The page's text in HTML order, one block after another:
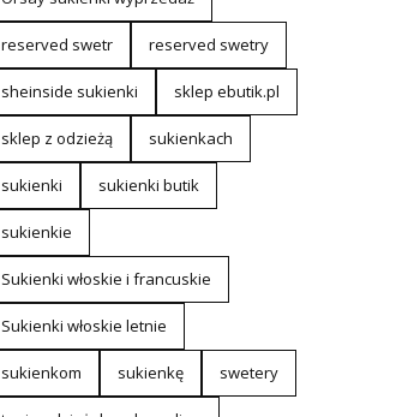
reserved swetr reserved swetry
sheinside sukienki sklep ebutik.pl
sklep z odzieżą sukienkach
sukienki sukienki butik
sukienkie
Sukienki włoskie i francuskie
Sukienki włoskie letnie
sukienkom sukienkę swetery